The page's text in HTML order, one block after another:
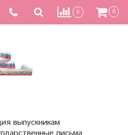
0 0
выпускникам